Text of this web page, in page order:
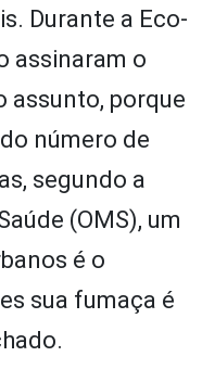
Durante a Eco-
assinaram o
assunto, porque
número de
segundo a
(OMS), um
é o
sua fumaça é